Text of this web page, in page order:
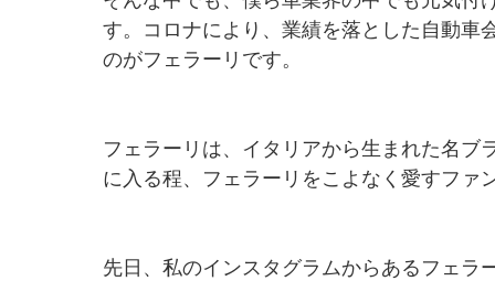
す。コロナにより、業績を落とした自動車
のがフェラーリです。
フェラーリは、イタリアから生まれた名ブ
に入る程、フェラーリをこよなく愛すファ
先日、私のインスタグラムからあるフェラ